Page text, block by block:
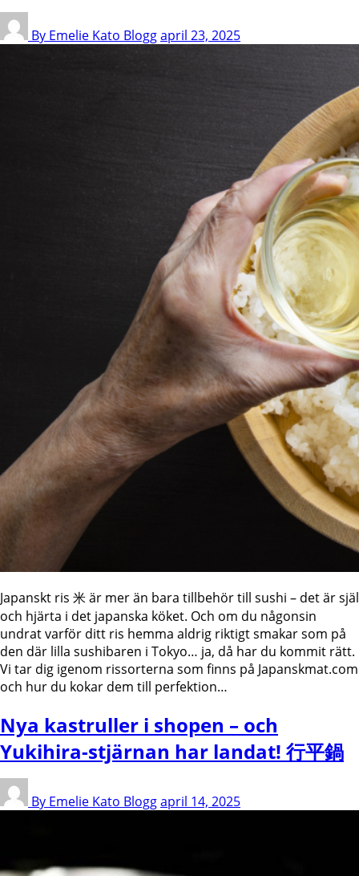
By Emelie Kato Bloggapril 23, 2025
Japanskt ris 米 är mer än bara tillbehör till sushi – det är själ
och hjärta i det japanska köket. Och om du någonsin
undrat varför ditt ris hemma aldrig riktigt smakar som på
den där lilla sushibaren i Tokyo… ja, då har du kommit rätt.
Vi tar dig igenom rissorterna som finns på Japanskmat.com
och hur du kokar dem till perfektion…
Nya kastruller i shopen – och
Yukihira-stjärnan har landat! 行平鍋
By Emelie Kato Bloggapril 14, 2025